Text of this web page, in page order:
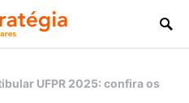
UFPR 2025: confira os